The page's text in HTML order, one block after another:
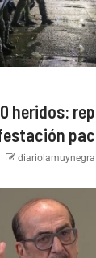
heridos:
diariolamuynegra